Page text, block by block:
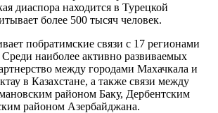
диаспора находится в Турецкой
более 500 тысяч человек.
побратимские связи с 17 регионами
наиболее активно развиваемых
между городами Махачкала и
в Казахстане, а также связи между
районом Баку, Дербентским
районом Азербайджана.